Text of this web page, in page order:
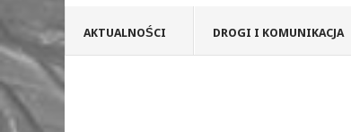
AKTUALNOŚCI DROGI I KOMUNIKACJA